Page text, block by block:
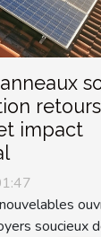
impact
soucieux